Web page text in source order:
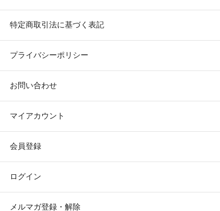
特定商取引法に基づく表記
プライバシーポリシー
お問い合わせ
マイアカウント
会員登録
ログイン
メルマガ登録・解除